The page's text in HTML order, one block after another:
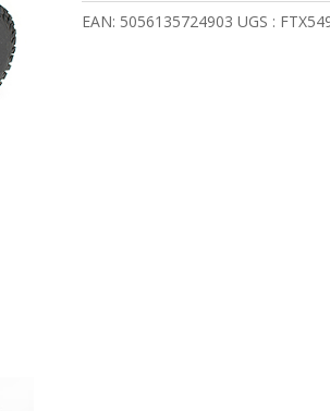
EAN: 5056135724903 UGS :